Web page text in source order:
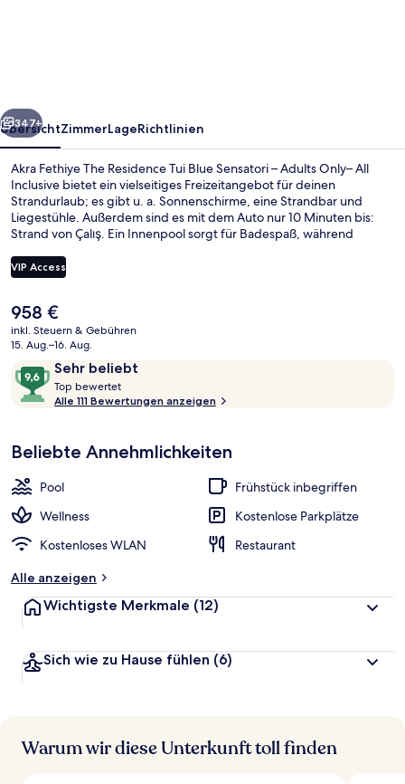
Sensatori
–
Adults
Only–
All
Inclusive
Weiter
347+
ÜbersichtZimmerLageRichtlinien
Akra Fethiye The Residence Tui Blue Sensatori – Adults Only– All
Inclusive bietet ein vielseitiges Freizeitangebot für deinen
Strandurlaub; es gibt u. a. Sonnenschirme, eine Strandbar und
Liegestühle. Außerdem sind es mit dem Auto nur 10 Minuten bis:
Strand von Çalış. Ein Innenpool sorgt für Badespaß, während
Ganzkörperwickeln und Aromatherapie verwöhnt werden. Food
Repertory Restaurant, eins von 5 Restaurants, serviert lokale und
Abendessen geöffnet. Als weitere Highlights bietet dieses Resort
im luxuriösen Stil 4 Bars/Lounges, eine Poolbar und einen
Fitnessbereich.
VIP Access
Der
aktuelle
Preis
958 €.
958 €
inkl. Steuern & Gebühren
15. Aug.–16. Aug.
Bewertungen
Sehr beliebt
9,6
von
10,
beliebt
Top bewertet
o
b
e
Alle 111 Bewertungen anzeigen
Beliebte Annehmlichkeiten
Pool
Frühstück inbegriffen
Wellness
Kostenlose Parkplätze
Kostenloses WLAN
Restaurant
Alle anzeigen
Wichtigste Merkmale (12)
Sich wie zu Hause fühlen (6)
Warum wir diese Unterkunft toll finden